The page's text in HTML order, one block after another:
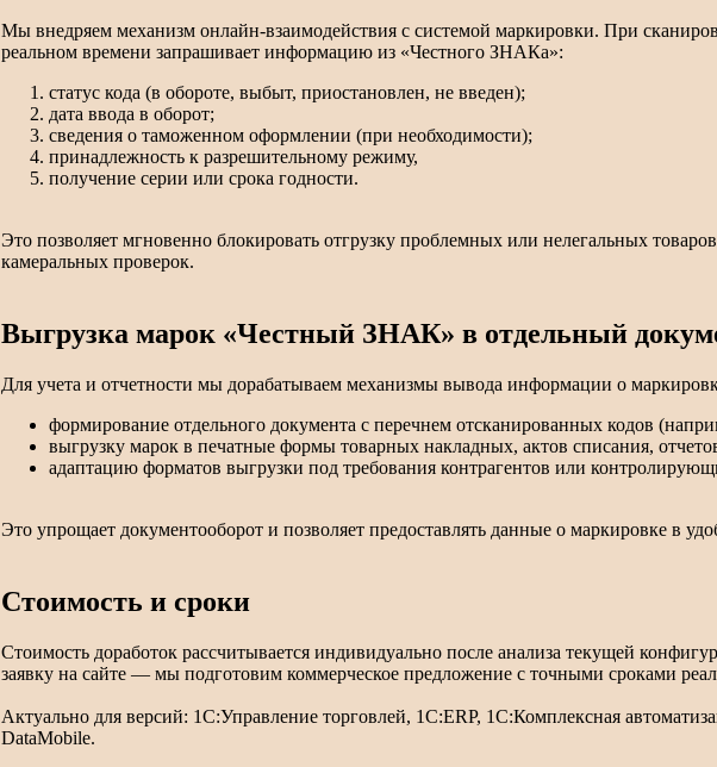
Мы внедряем механизм онлайн-взаимодействия с системой маркировки. При
реальном времени запрашивает информацию из «Честного ЗНАКа»:
статус кода (в обороте, выбыт, приостановлен, не введен);
дата ввода в оборот;
сведения о таможенном оформлении (при необходимости);
принадлежность к разрешительному режиму,
получение серии или срока годности.
Это позволяет мгновенно блокировать отгрузку проблемных или нелегальных
камеральных проверок.
Выгрузка марок «Честный ЗНАК» в отдельный
Для учета и отчетности мы дорабатываем механизмы вывода информации о
формирование отдельного документа с перечнем отсканированных кодов
выгрузку марок в печатные формы товарных накладных, актов списания,
адаптацию форматов выгрузки под требования контрагентов или
Это упрощает документооборот и позволяет предоставлять данные о маркировке в
Стоимость и сроки
Стоимость доработок рассчитывается индивидуально после анализа текущей
заявку на сайте — мы подготовим коммерческое предложение с точными сроками
Актуально для версий: 1С:Управление торговлей, 1С:ERP, 1С:Комплексная
DataMobile.